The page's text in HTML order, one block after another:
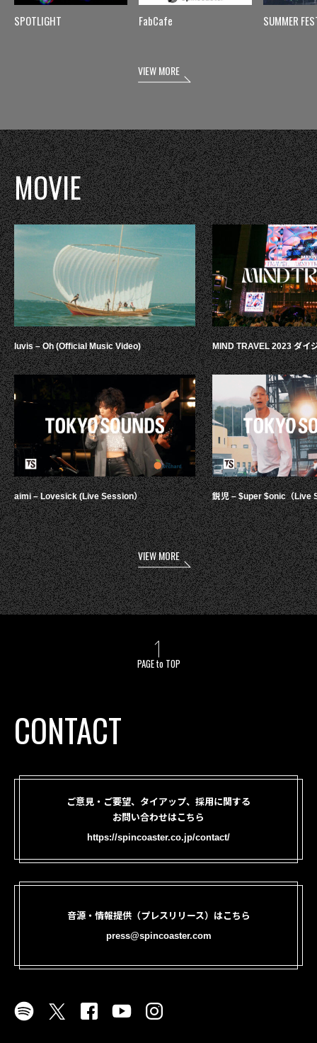
SPOTLIGHT FabCafe SUMMER
VIEW MORE
MOVIE
luvis – Oh (Official Music Video)
aimi – Lovesick (Live Session）
MIND TRAVEL 2023 ダイ
鋭児 – $uper $onic（Live
VIEW MORE
PAGE to TOP
CONTACT
ご意見・ご要望、タイアップ、採用に関する
お問い合わせはこちら
https://spincoaster.co.jp/contact/
音源・情報提供（プレスリリース）はこちら
press@spincoaster.com